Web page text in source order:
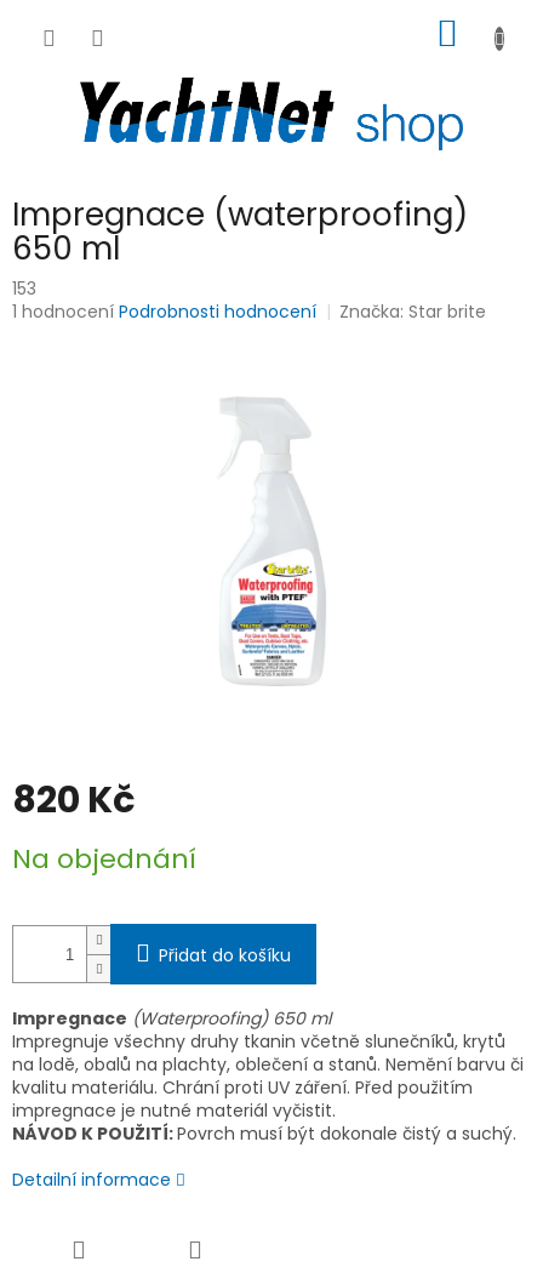
KOŠÍK
Impregnace (waterproofing)
650 ml
153
Průměrné
1 hodnocení Podrobnosti hodnocení Značka:Star brite
820 Kč
cena:
Na objednání
Přidat do košíku
Impregnace (Waterproofing) 650 ml
Impregnuje všechny druhy tkanin včetně slunečníků, krytů
na lodě, obalů na plachty, oblečení a stanů. Nemění barvu či
kvalitu materiálu. Chrání proti UV záření. Před použitím
impregnace je nutné materiál vyčistit.
NÁVOD K POUŽITÍ:Povrch musí být dokonale čistý a suchý.
Detailní informace